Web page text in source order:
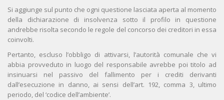
Si aggiunge sul punto che ogni questione lasciata aperta al momento
della dichiarazione di insolvenza sotto il profilo in questione
andrebbe risolta secondo le regole del concorso dei creditori in essa
coinvolti.
Pertanto, escluso l’obbligo di attivarsi, l’autorità comunale che vi
abbia provveduto in luogo del responsabile avrebbe poi titolo ad
insinuarsi nel passivo del fallimento per i crediti derivanti
dall’esecuzione in danno, ai sensi dell’art. 192, comma 3, ultimo
periodo, del ‘codice dell’ambiente’.